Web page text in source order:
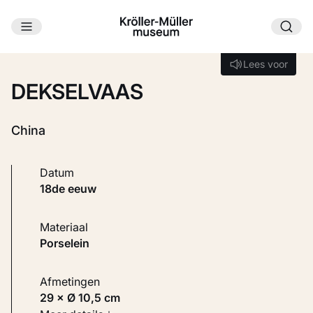
Ga naar hoofdinhoud
Lees voor
Lees voor
DEKSELVAAS
China
Datum
18de eeuw
Materiaal
Porselein
Afmetingen
29 × Ø 10,5 cm